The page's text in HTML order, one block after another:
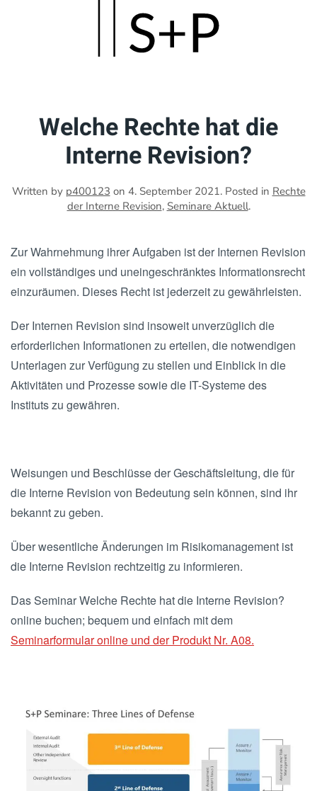
Welche Rechte hat die
Interne Revision?
Written by p400123 on 4. September 2021. Posted in Rechte
der Interne Revision, Seminare Aktuell.
Zur Wahrnehmung ihrer Aufgaben ist der Internen Revision
ein vollständiges und uneingeschränktes Informationsrecht
einzuräumen. Dieses Recht ist jederzeit zu gewährleisten.
Der Internen Revision sind insoweit unverzüglich die
erforderlichen Informationen zu erteilen, die notwendigen
Unterlagen zur Verfügung zu stellen und Einblick in die
Aktivitäten und Prozesse sowie die IT-Systeme des
Instituts zu gewähren.
Weisungen und Beschlüsse der Geschäftsleitung, die für
die Interne Revision von Bedeutung sein können, sind ihr
bekannt zu geben.
Über wesentliche Änderungen im Risikomanagement ist
die Interne Revision rechtzeitig zu informieren.
Das Seminar Welche Rechte hat die Interne Revision?
online buchen; bequem und einfach mit dem
Seminarformular online und der Produkt Nr. A08.